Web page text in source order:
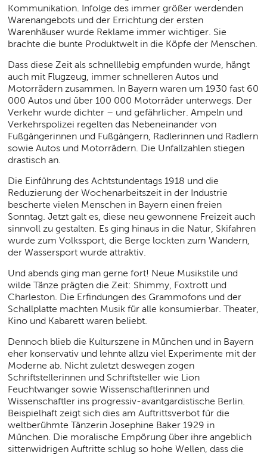
Kommunikation. Infolge des immer größer werdenden
Warenangebots und der Errichtung der ersten
Warenhäuser wurde Reklame immer wichtiger. Sie
brachte die bunte Produktwelt in die Köpfe der Menschen.
Dass diese Zeit als schnelllebig empfunden wurde, hängt
auch mit Flugzeug, immer schnelleren Autos und
Motorrädern zusammen. In Bayern waren um 1930 fast 60
000 Autos und über 100 000 Motorräder unterwegs. Der
Verkehr wurde dichter – und gefährlicher. Ampeln und
Verkehrspolizei regelten das Nebeneinander von
Fußgängerinnen und Fußgängern, Radlerinnen und Radlern
sowie Autos und Motorrädern. Die Unfallzahlen stiegen
drastisch an.
Die Einführung des Achtstundentags 1918 und die
Reduzierung der Wochenarbeitszeit in der Industrie
bescherte vielen Menschen in Bayern einen freien
Sonntag. Jetzt galt es, diese neu gewonnene Freizeit auch
sinnvoll zu gestalten. Es ging hinaus in die Natur, Skifahren
wurde zum Volkssport, die Berge lockten zum Wandern,
der Wassersport wurde attraktiv.
Und abends ging man gerne fort! Neue Musikstile und
wilde Tänze prägten die Zeit: Shimmy, Foxtrott und
Charleston. Die Erfindungen des Grammofons und der
Schallplatte machten Musik für alle konsumierbar. Theater,
Kino und Kabarett waren beliebt.
Dennoch blieb die Kulturszene in München und in Bayern
eher konservativ und lehnte allzu viel Experimente mit der
Moderne ab. Nicht zuletzt deswegen zogen
Schriftstellerinnen und Schriftsteller wie Lion
Feuchtwanger sowie Wissenschaftlerinnen und
Wissenschaftler ins progressiv-avantgardistische Berlin.
Beispielhaft zeigt sich dies am Auftrittsverbot für die
weltberühmte Tänzerin Josephine Baker 1929 in
München. Die moralische Empörung über ihre angeblich
sittenwidrigen Auftritte schlug so hohe Wellen, dass die